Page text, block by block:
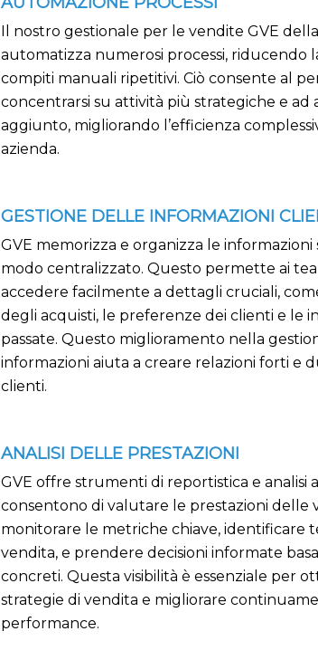
Il nostro gestionale per le vendite GVE
automatizza numerosi processi, riducendo
compiti manuali ripetitivi. Ciò consente al
concentrarsi su attività più strategiche e ad
aggiunto, migliorando l’efficienza
azienda.
GESTIONE DELLE INFORMAZIONI
GVE memorizza e organizza le informazioni
modo centralizzato. Questo permette ai
accedere facilmente a dettagli cruciali,
degli acquisti, le preferenze dei clienti e le
passate. Questo miglioramento nella
informazioni aiuta a creare relazioni forti e
clienti.
ANALISI DELLE PRESTAZIONI
GVE offre strumenti di reportistica e analisi
consentono di valutare le prestazioni delle
monitorare le metriche chiave, identificare
vendita, e prendere decisioni informate
concreti. Questa visibilità è essenziale per
strategie di vendita e migliorare
performance.